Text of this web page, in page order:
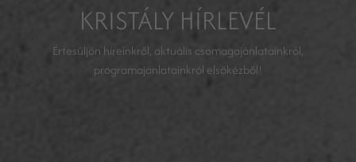
KRISTÁLY HÍRLEVÉL
Értesüljön híreinkről, aktuális csomagajánlatainkról,
programajánlatainkról elsőkézből!